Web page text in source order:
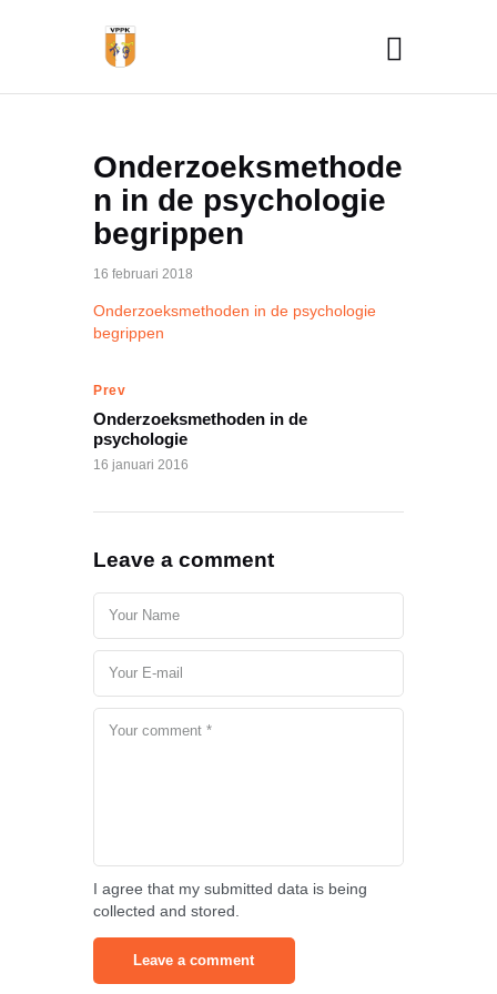
Onderzoeksmethode
n in de psychologie
begrippen
16 februari 2018
Onderzoeksmethoden in de psychologie
begrippen
Prev
Onderzoeksmethoden in de
psychologie
16 januari 2016
Leave a comment
I agree that my submitted data is being
collected and stored.